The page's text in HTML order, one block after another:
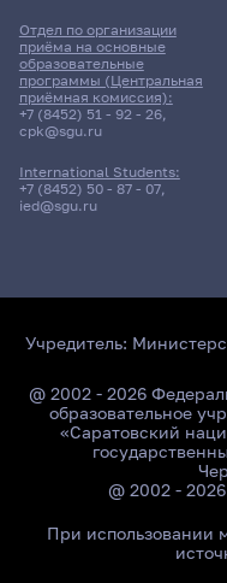
Отдел по организации
приёма на основные
образовательные
программы (Центральная
приёмная комиссия):
+7 (8452) 51 - 92 - 26,
cpk@sgu.ru
International Students:
+7 (8452) 50 - 87 - 07,
ied@sgu.ru
Учредитель:
@ 2002 - 2026
образовательное
«Саратовский
@ 2002 -
При использовании